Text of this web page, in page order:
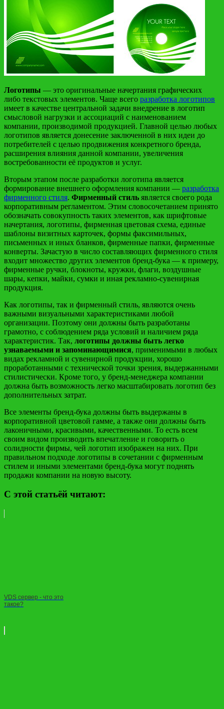
Логотипы — это оригинальные начертания графических
либо текстовых элементов. Чаще всего разработка логотипов
имеет в качестве центральной задачи внедрение в логотип
смысловой нагрузки и ассоциаций с наименованием
компании, производимой продукцией. Главной целью любых
логотипов является донесение заключенной в них идеи до
потребителей с целью продвижения конкретного бренда,
расширения влияния данной компании, увеличения
востребованности её продуктов и услуг.
Вторым этапом после разработки логотипа является
формирование внешнего оформления компании — разработка
фирменного стиля. Фирменный стиль является своего рода
корпоративным регламентом. Этим словосочетанием принято
обозначать совокупность таких элементов, как шрифтовые
начертания, логотипы, фирменная цветовая схема, единые
шаблоны визитных карточек, формы факсимильных,
письменных и иных бланков, фирменные папки, фирменные
конверты. Зачастую в число составляющих фирменного стиля
входит множество других элементов бренд-бука — к примеру,
фирменные ручки, блокноты, кружки, флаги, воздушные
шары, кепки, майки, сумки и иная рекламно-сувенирная
продукция.
Как логотипы, так и фирменный стиль, являются очень
важными визуальными характеристиками любой
организации. Поэтому они должны быть разработаны
грамотно, с соблюдением ряда условий и наличием ряда
характеристик. Так, логотипы должны быть легко
узнаваемыми и запоминающимися, применимыми в любых
видах рекламной и сувенирной продукции, хорошо
проработанными с технической точки зрения, выдержанными
стилистически. Кроме того, у бренд-менеджера компании
должна быть возможность легко масштабировать логотип без
дополнительных затрат.
Все элементы бренд-бука должны быть выдержаны в
корпоративной цветовой гамме, а также они должны быть
лаконичными, красивыми, качественными. То есть всем
своим видом производить впечатление и говорить о
солидности фирмы, чей логотип изображен на них. При
правильном подходе логотипы в сочетании с фирменным
стилем и иными элементами бренд-бука могут поднять
продажи компании на новую высоту.
С этой статьёй читают:
VDS сервер - что это
такое?